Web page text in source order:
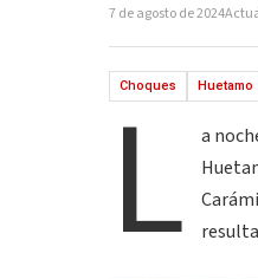
7 de agosto de 2024
Choques Huetamo
L
a